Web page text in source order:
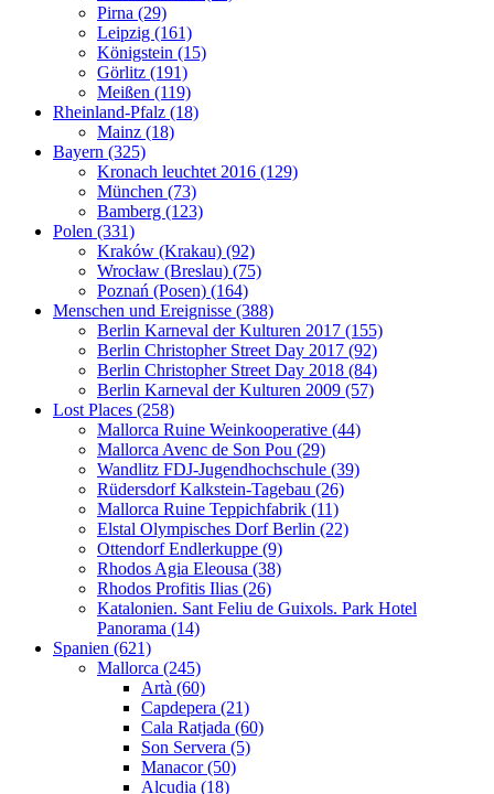
Pirna (29)
Leipzig (161)
Königstein (15)
Görlitz (191)
Meißen (119)
Rheinland-Pfalz (18)
Mainz (18)
Bayern (325)
Kronach leuchtet 2016 (129)
München (73)
Bamberg (123)
Polen (331)
Kraków (Krakau) (92)
Wrocław (Breslau) (75)
Poznań (Posen) (164)
Menschen und Ereignisse (388)
Berlin Karneval der Kulturen 2017 (155)
Berlin Christopher Street Day 2017 (92)
Berlin Christopher Street Day 2018 (84)
Berlin Karneval der Kulturen 2009 (57)
Lost Places (258)
Mallorca Ruine Weinkooperative (44)
Mallorca Avenc de Son Pou (29)
Wandlitz FDJ-Jugendhochschule (39)
Rüdersdorf Kalkstein-Tagebau (26)
Mallorca Ruine Teppichfabrik (11)
Elstal Olympisches Dorf Berlin (22)
Ottendorf Endlerkuppe (9)
Rhodos Agia Eleousa (38)
Rhodos Profitis Ilias (26)
Katalonien. Sant Feliu de Guixols. Park Hotel
Panorama (14)
Spanien (621)
Mallorca (245)
Artà (60)
Capdepera (21)
Cala Ratjada (60)
Son Servera (5)
Manacor (50)
Alcudia (18)